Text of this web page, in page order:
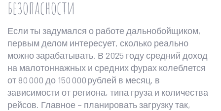
безопасности
Если ты задумался о работе дальнобойщиком,
первым делом интересует, сколько реально
можно зарабатывать. В 2025 году средний доход
на малотоннажных и средних фурах колеблется
от 80 000 до 150 000 рублей в месяц, в
зависимости от региона, типа груза и количества
рейсов. Главное – планировать загрузку так,